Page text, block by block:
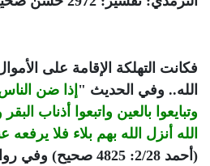
فكانت التهلكة الإقامة على
الله.. وفي الحديث " إذا ضن الناس
وتبايعوا بالعين واتبعوا أذناب
الله أنزل الله بهم بلاء فلا
(أحمد 2/28: 4825 صحيح) وفي رواية "..